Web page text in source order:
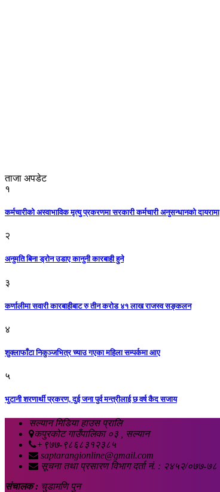
ताजा अपडेट
१
कर्मचारीको अस्वाभाविक मृत्यु प्रकरणमा सरकारी कर्मचारी अनुसन्धानको दायरामा
२
अनुमति बिना ड्रोन उडाए कानुनी कारबाही हुने
३
कर्णालीमा सवारी कारबाहीबाट रु तीन करोड ४१ लाख राजस्व सङ्कलन
४
शुक्लाफाँटा निकुञ्जभित्र च्याउ गएका महिला सम्पर्कमा आए
५
भुटानी शरणार्थी प्रकरण, दुई जना पुर्व मन्त्रीलाई छ वर्ष कैद सजाय
सल्यान मिडिया हाउस प्रालि
कपुरकोट गाउँपालिका ०३ , सल्यान
+९७७-९८६८३१२३८५
saptarangionline@gmail.com
सूचना तथा प्रसारण विभाग दर्ता नं. : २४५२/०७७-७८
संचालक : चुडामणि पुन